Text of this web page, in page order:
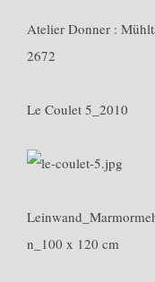
Atelier Donner :
2672
Le Coulet 5_2010
n_100 x 120 cm